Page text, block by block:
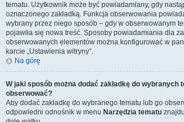
tematu. Użytkownik może być powiadamiany, gdy
oznaczonego zakładką. Funkcja obserwowania
wybrany przez niego sposób – gdy w obserwowanym
pojawiła się nowa treść. Sposoby powiadamiania dla
obserwowanych elementów można konfigurować w
karcie „Ustawienia witryny”.
Na górę
W jaki sposób można dodać zakładkę do wybranych
obserwować?
Aby dodać zakładkę do wybranego tematu lub go
odpowiedni odnośnik w menu Narzędzia tematu